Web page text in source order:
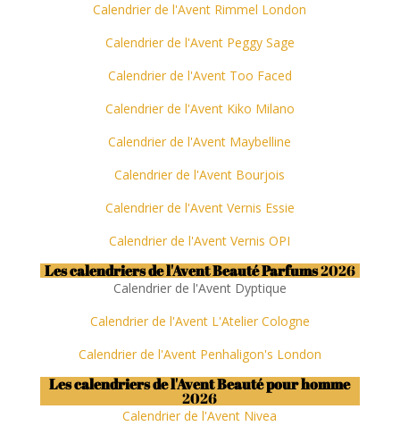
Calendrier de l'Avent Rimmel London
Calendrier de l'Avent Peggy Sage
Calendrier de l'Avent Too Faced
Calendrier de l'Avent Kiko Milano
Calendrier de l'Avent Maybelline
Calendrier de l'Avent Bourjois
Calendrier de l'Avent Vernis Essie
Calendrier de l'Avent Vernis OPI
Les calendriers de l'Avent Beauté Parfums2026
Calendrier de l'Avent Dyptique
Calendrier de l'Avent L'Atelier Cologne
Calendrier de l'Avent Penhaligon's London
Les calendriers de l'Avent Beauté pour homme
2026
Calendrier de l'Avent Nivea